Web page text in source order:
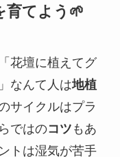
育てよう🌱
花壇に植えてグ
なんて人は地植
サイクルはプラ
ではのコツ もあ
トは湿気が苦手